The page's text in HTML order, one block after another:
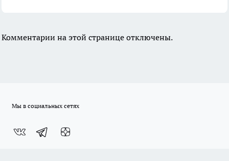
Комментарии на этой странице отключены.
Мы в социальных сетях